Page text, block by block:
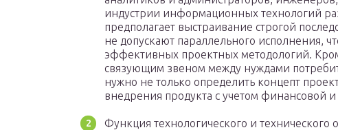
индустрии информационных технологий
предполагает выстраивание строгой
не допускают параллельного исполнения,
эффективных проектных методологий.
связующим звеном между нуждами
нужно не только определить концепт
внедрения продукта с учетом финансовой
Функция технологического и технического